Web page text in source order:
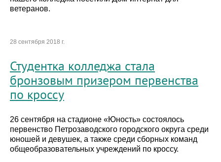
ветеранов.
28 сентября 2018 г.
Студентка колледжа стала
бронзовым призером первенства
по кроссу
26 сентября на стадионе «Юность» состоялось
первенство Петрозаводского городского округа среди
юношей и девушек, а также среди сборных команд
общеобразовательных учреждений по кроссу.